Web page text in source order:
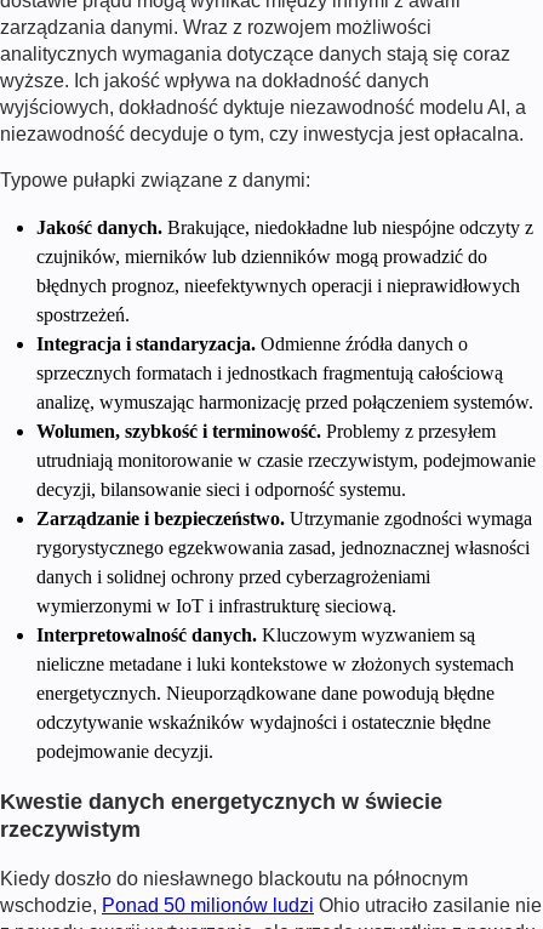
zarządzania danymi. Wraz z rozwojem możliwości
analitycznych wymagania dotyczące danych stają się coraz
wyższe. Ich jakość wpływa na dokładność danych
wyjściowych, dokładność dyktuje niezawodność modelu AI, a
niezawodność decyduje o tym, czy inwestycja jest opłacalna.
Typowe pułapki związane z danymi:
Jakość danych. Brakujące, niedokładne lub niespójne odczyty z
czujników, mierników lub dzienników mogą prowadzić do
błędnych prognoz, nieefektywnych operacji i nieprawidłowych
spostrzeżeń.
Integracja i standaryzacja. Odmienne źródła danych o
sprzecznych formatach i jednostkach fragmentują całościową
analizę, wymuszając harmonizację przed połączeniem systemów.
Wolumen, szybkość i terminowość. Problemy z przesyłem
utrudniają monitorowanie w czasie rzeczywistym, podejmowanie
decyzji, bilansowanie sieci i odporność systemu.
Zarządzanie i bezpieczeństwo. Utrzymanie zgodności wymaga
rygorystycznego egzekwowania zasad, jednoznacznej własności
danych i solidnej ochrony przed cyberzagrożeniami
wymierzonymi w IoT i infrastrukturę sieciową.
Interpretowalność danych. Kluczowym wyzwaniem są
nieliczne metadane i luki kontekstowe w złożonych systemach
energetycznych. Nieuporządkowane dane powodują błędne
odczytywanie wskaźników wydajności i ostatecznie błędne
podejmowanie decyzji.
Kwestie danych energetycznych w świecie
rzeczywistym
Kiedy doszło do niesławnego blackoutu na północnym
wschodzie, Ponad 50 milionów ludzi Ohio utraciło zasilanie nie